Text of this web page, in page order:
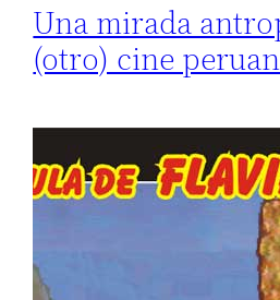
Una mirada
(otro) cine